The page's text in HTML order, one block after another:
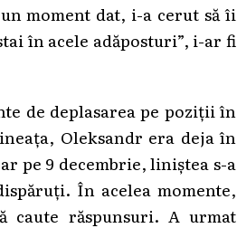
moment dat, i-a cerut să îi
în acele adăposturi”, i-ar fi
de deplasarea pe poziții în
Oleksandr era deja în
pe 9 decembrie, liniștea s-a
În acelea momente,
caute răspunsuri. A urmat